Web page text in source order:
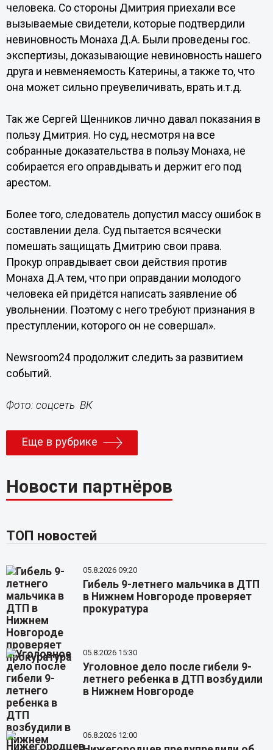
человека. Со стороны Дмитрия приехали все
вызываемые свидетели, которые подтвердили
невиновность Монаха Д.А. Были проведены гос.
экспертизы, доказывающие невиновность нашего
друга и невменяемость Катерины, а также то, что
она может сильно преувеличивать, врать и.т.д.
Так же Сергей Щенников лично давал показания в
пользу Дмитрия. Но суд, несмотря на все
собранные доказательства в пользу Монаха, не
собирается его оправдывать и держит его под
арестом.
Более того, следователь допустил массу ошибок в
составлении дела. Суд пытается всячески
помешать защищать Дмитрию свои права.
Прокур оправдывает свои действия против
Монаха Д.А тем, что при оправдании молодого
человека ей придётся написать заявление об
увольнении. Поэтому с него требуют признания в
преступлении, которого он не совершал».
Newsroom24 продолжит следить за развитием
событий.
Фото: соцсеть ВК
Еще в рубрике
Новости партнёров
ТОП новостей
05.8.2026 09:20
Гибель 9-летнего мальчика в ДТП
в Нижнем Новгороде проверяет
прокуратура
05.8.2026 15:30
Уголовное дело после гибели 9-
летнего ребенка в ДТП возбудили
в Нижнем Новгороде
06.8.2026 12:00